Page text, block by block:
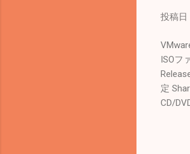
投稿日
ISOフ
定
CD/
with